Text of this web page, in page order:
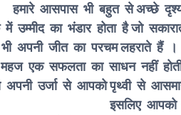
हमारे आसपास भी बहुत से अच्छे
का भंडार होता है जो
भी अपनी जीत का
साधन नहीं होती
उर्जा से आपको पृथ्वी से
इसलिए आपको